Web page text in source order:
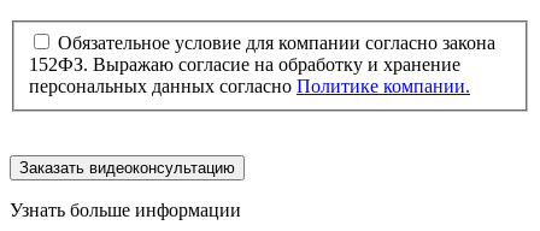
Обязательное условие для компании согласно закона
152ФЗ. Выражаю согласие на обработку и хранение
персональных данных согласно Политике компании.
Заказать видеоконсультацию
Узнать больше информации